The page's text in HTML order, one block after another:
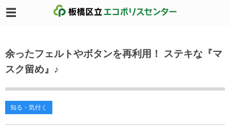
余ったフェルトやボタンを再利用！ ステキな『マ
スク留め』♪
知る・気付く